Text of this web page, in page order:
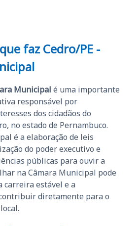
faz Cedro/PE -
Municipal é uma importante
responsável por
dos cidadãos do
no estado de Pernambuco.
é a elaboração de leis
do poder executivo e
públicas para ouvir a
na Câmara Municipal pode
carreira estável e a
diretamente para o